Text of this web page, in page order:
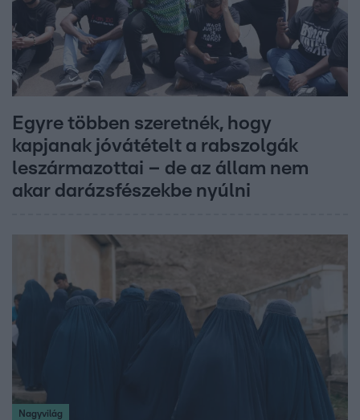
Egyre többen szeretnék, hogy
kapjanak jóvátételt a rabszolgák
leszármazottai – de az állam nem
akar darázsfészekbe nyúlni
Nagyvilág